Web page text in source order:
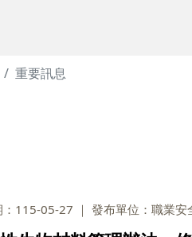
重要訊息
：115-05-27 發布單位：職業安